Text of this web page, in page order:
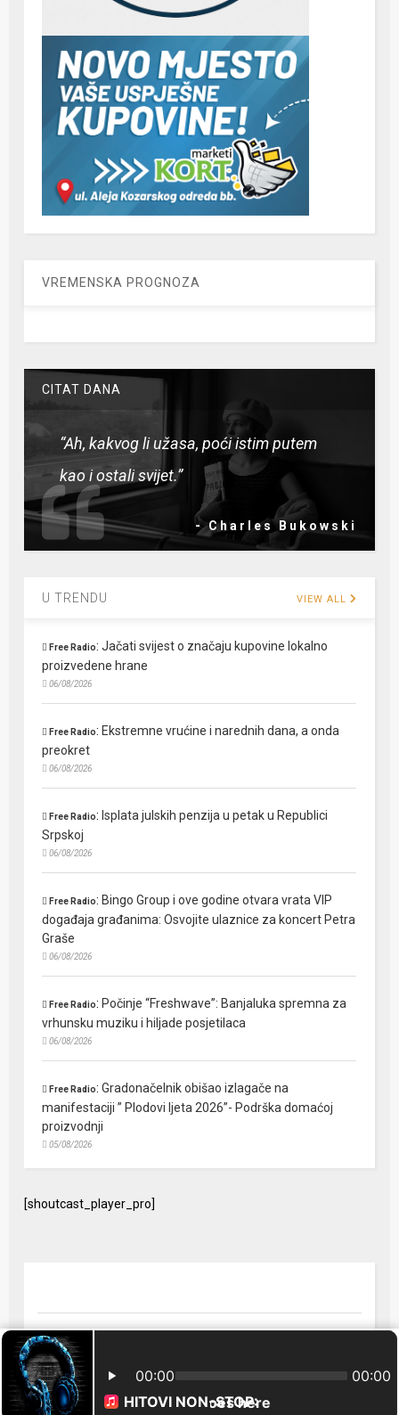
VREMENSKA PROGNOZA
CITAT DANA
“Ah, kakvog li užasa, poći istim putem
kao i ostali svijet.”
- Charles Bukowski
U TRENDU VIEW ALL
Free Radio:Jačati svijest o značaju kupovine lokalno
proizvedene hrane
06/08/2026
Free Radio: Ekstremne vrućine i narednih dana, a onda
preokret
06/08/2026
Free Radio: Isplata julskih penzija u petak u Republici
Srpskoj
06/08/2026
Free Radio: Bingo Group i ove godine otvara vrata VIP
događaja građanima: Osvojite ulaznice za koncert Petra
Graše
06/08/2026
Free Radio: Počinje “Freshwave”: Banjaluka spremna za
vrhunsku muziku i hiljade posjetilaca
06/08/2026
Free Radio:Gradonačelnik obišao izlagače na
manifestaciji ” Plodovi ljeta 2026”- Podrška domaćoj
proizvodnji
05/08/2026
[shoutcast_player_pro]
© 2024 Free Radio Prijedor. Sva prava zaštićena Designed by